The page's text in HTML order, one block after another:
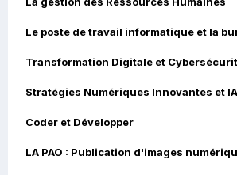
Le poste de travail informatique et la
Transformation Digitale et
Stratégies Numériques Innovantes et IA
Coder et Développer
LA PAO : Publication d'images